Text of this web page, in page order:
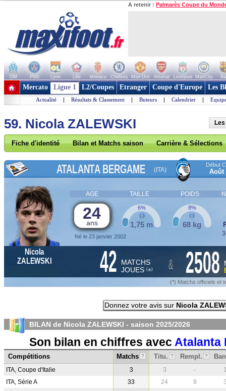
A retenir : Palmarès Coupe du
OM PSG Lyon Lille Monaco Chelsea Man Utd Arsenal Liverpool ManCity
+ de clubs
Mercato Ligue 1 L2/Coupes Etranger Coupe d'Europe Les
Actualité | Résultats & Classement | Buteurs | Calendrier |
59. Nicola ZALEWSKI
Fiche d'identité Bilan et Matchs saison Carrière & Sélections
ATALANTA BERGAME (ITA)
Début
Août
AGE TAILLE POIDS
24
ans
Né le 23 janvier 2002
1,75 m
6%
68 kg
8%
Nicola
ZALEWSKI
42 MATCHS
JOUES (*) & 2508
(*) Matchs officiels et
Donnez votre avis sur Nicola
BILAN de Nicola ZALEWSKI - saison 2025/2026
Son bilan en chiffres avec Atalanta
Compétitions Matchs ? Titu. ? Rempl. ?
ITA, Coupe d'Italie 3 3 -
ITA, Série A
33 24 9